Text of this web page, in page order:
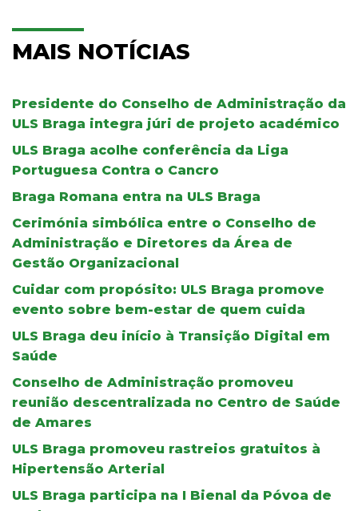
MAIS NOTÍCIAS
Presidente do Conselho de Administração da
ULS Braga integra júri de projeto académico
ULS Braga acolhe conferência da Liga
Portuguesa Contra o Cancro
Braga Romana entra na ULS Braga
Cerimónia simbólica entre o Conselho de
Administração e Diretores da Área de
Gestão Organizacional
Cuidar com propósito: ULS Braga promove
evento sobre bem-estar de quem cuida
ULS Braga deu início à Transição Digital em
Saúde
Conselho de Administração promoveu
reunião descentralizada no Centro de Saúde
de Amares
ULS Braga promoveu rastreios gratuitos à
Hipertensão Arterial
ULS Braga participa na I Bienal da Póvoa de